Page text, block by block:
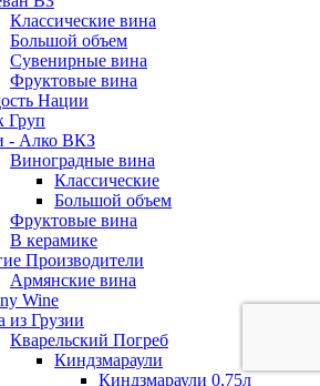
Классические вина
Большой объем
Сувенирные вина
Фруктовые вина
Нации
Груп
- Алко ВКЗ
Виноградные вина
Классические
Большой объем
Фруктовые вина
В керамике
Производители
Армянские вина
Wine
из Грузии
Кварельский Погреб
Киндзмараули
Киндзмараули 0,75л